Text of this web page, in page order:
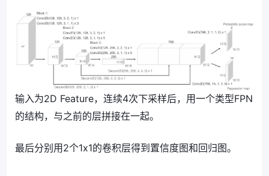
输入为2D Feature，连续4次下采样后，用一个类型FPN
的结构，与之前的层拼接在一起。
最后分别用2个1x1的卷积层得到置信度图和回归图。